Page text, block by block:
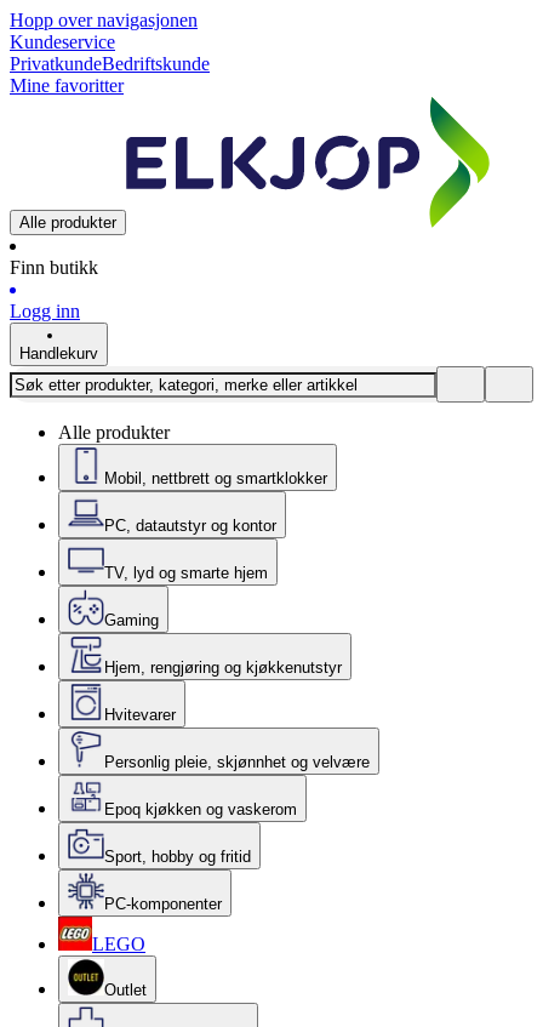
Hopp over navigasjonen
Kundeservice
PrivatkundeBedriftskunde
Mine favoritter
Alle produkter
Finn butikk
Logg inn
Handlekurv
Alle produkter
Mobil, nettbrett og smartklokker
PC, datautstyr og kontor
TV, lyd og smarte hjem
Gaming
Hjem, rengjøring og kjøkkenutstyr
Hvitevarer
Personlig pleie, skjønnhet og velvære
Epoq kjøkken og vaskerom
Sport, hobby og fritid
PC-komponenter
LEGO
Outlet